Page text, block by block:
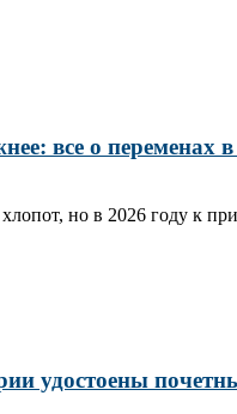
все о переменах
но в 2026 году к
удостоены